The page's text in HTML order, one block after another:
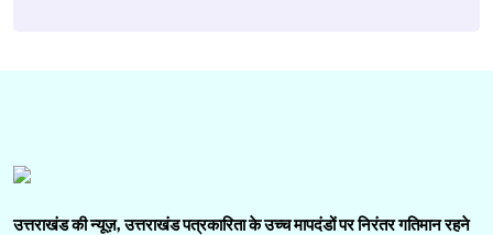
उत्तराखंड की न्यूज़, उत्तराखंड पत्रकारिता के उच्च मापदंडों पर निरंतर गतिमान रहने